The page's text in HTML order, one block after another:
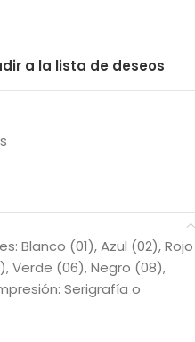
a la lista de deseos
Blanco (01), Azul (02), Rojo
Verde (06), Negro (08),
Serigrafía o